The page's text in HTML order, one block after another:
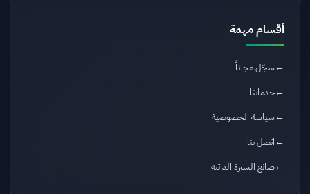
أقسام مهمة
سجّل مجاناً
خدماتنا
سياسة الخصوصية
اتصل بنا
صانع السيرة الذاتية